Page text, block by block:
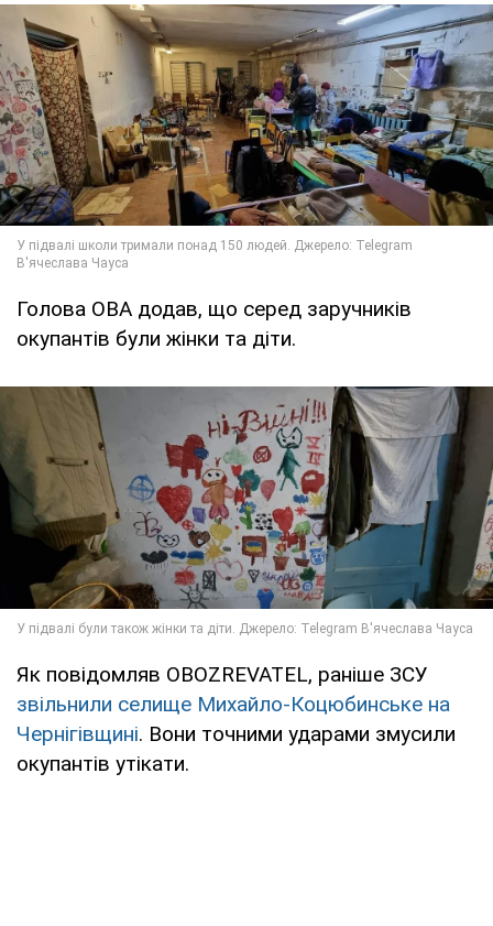
Голова ОВА додав, що серед заручників
окупантів були жінки та діти.
Як повідомляв OBOZREVATEL, раніше ЗСУ
звільнили селище Михайло-Коцюбинське на
Чернігівщині. Вони точними ударами змусили
окупантів утікати.